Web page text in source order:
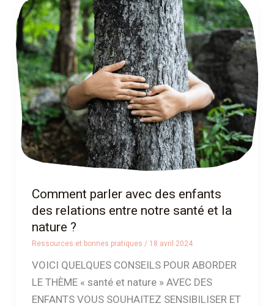
Comment parler avec des enfants
des relations entre notre santé et la
nature ?
Ressources et bonnes pratiques / 18 avril 2024
VOICI QUELQUES CONSEILS POUR ABORDER
LE THÈME « santé et nature » AVEC DES
ENFANTS VOUS SOUHAITEZ SENSIBILISER ET
parler
avec
des
enfants
des
relations
entre
notre
santé
nature